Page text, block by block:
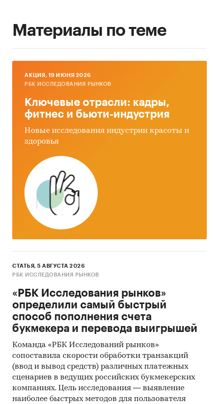
Материалы по теме
AКЦИЯ, 19 ИЮНЯ 2026
РБК ИССЛЕДОВАНИЯ РЫНКОВ
Ключевые отрасли: кадры,
фитнес и бьюти-индустрия
Новые исследования индустрии красоты и
здоровья
СТАТЬЯ, 5 АВГУСТА 2026
РБК ИССЛЕДОВАНИЯ РЫНКОВ
«РБК Исследования рынков»
определили самый быстрый
способ пополнения счета
букмекера и перевода выигрышей
Команда «РБК Исследований рынков»
сопоставила скорости обработки транзакций
(ввод и вывод средств) различных платежных
сценариев в ведущих российских букмекерских
компаниях. Цель исследования — выявление
наиболее быстрых методов для пользователя